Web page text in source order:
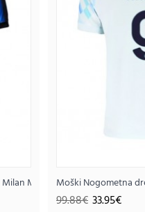
(+ hlače)
Marcus Thuram #9 Domači
Moški Nogometna
99.88€ 33.95€